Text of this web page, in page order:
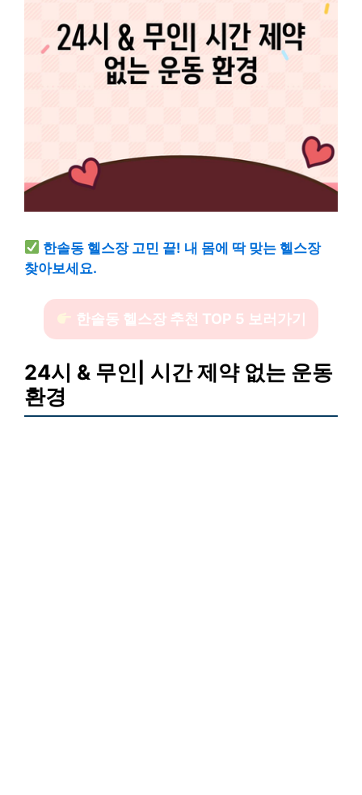
한솔동 헬스장 고민 끝! 내 몸에 딱 맞는 헬스장
찾아보세요.
한솔동 헬스장 추천 TOP 5 보러가기
24시 & 무인| 시간 제약 없는 운동
환경